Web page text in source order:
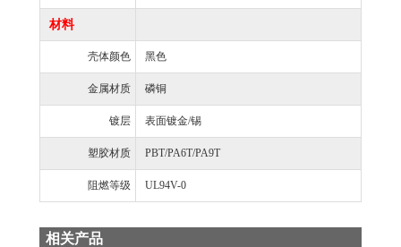
材料
壳体颜色 黑色
金属材质 磷铜
镀层 表面镀金/锡
塑胶材质 PBT/PA6T/PA9T
阻燃等级 UL94V-0
相关产品